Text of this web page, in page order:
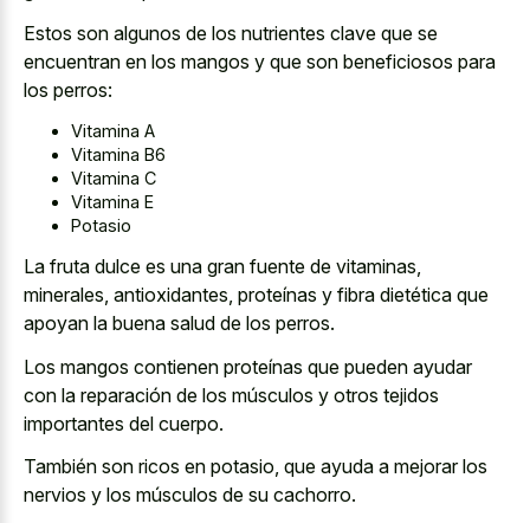
Estos son algunos de los nutrientes clave que se
encuentran en los mangos y que son beneficiosos para
los perros:
Vitamina A
Vitamina B6
Vitamina C
Vitamina E
Potasio
La fruta dulce es una gran fuente de vitaminas,
minerales, antioxidantes, proteínas y fibra dietética que
apoyan la buena salud de los perros.
Los mangos contienen proteínas que pueden ayudar
con la reparación de los músculos y otros tejidos
importantes del cuerpo.
También son ricos en potasio, que ayuda a mejorar los
nervios y los músculos de su cachorro.